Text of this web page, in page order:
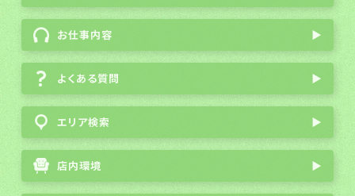
お仕事内容 ▶
よくある質問 ▶
エリア検索 ▶
店内環境 ▶